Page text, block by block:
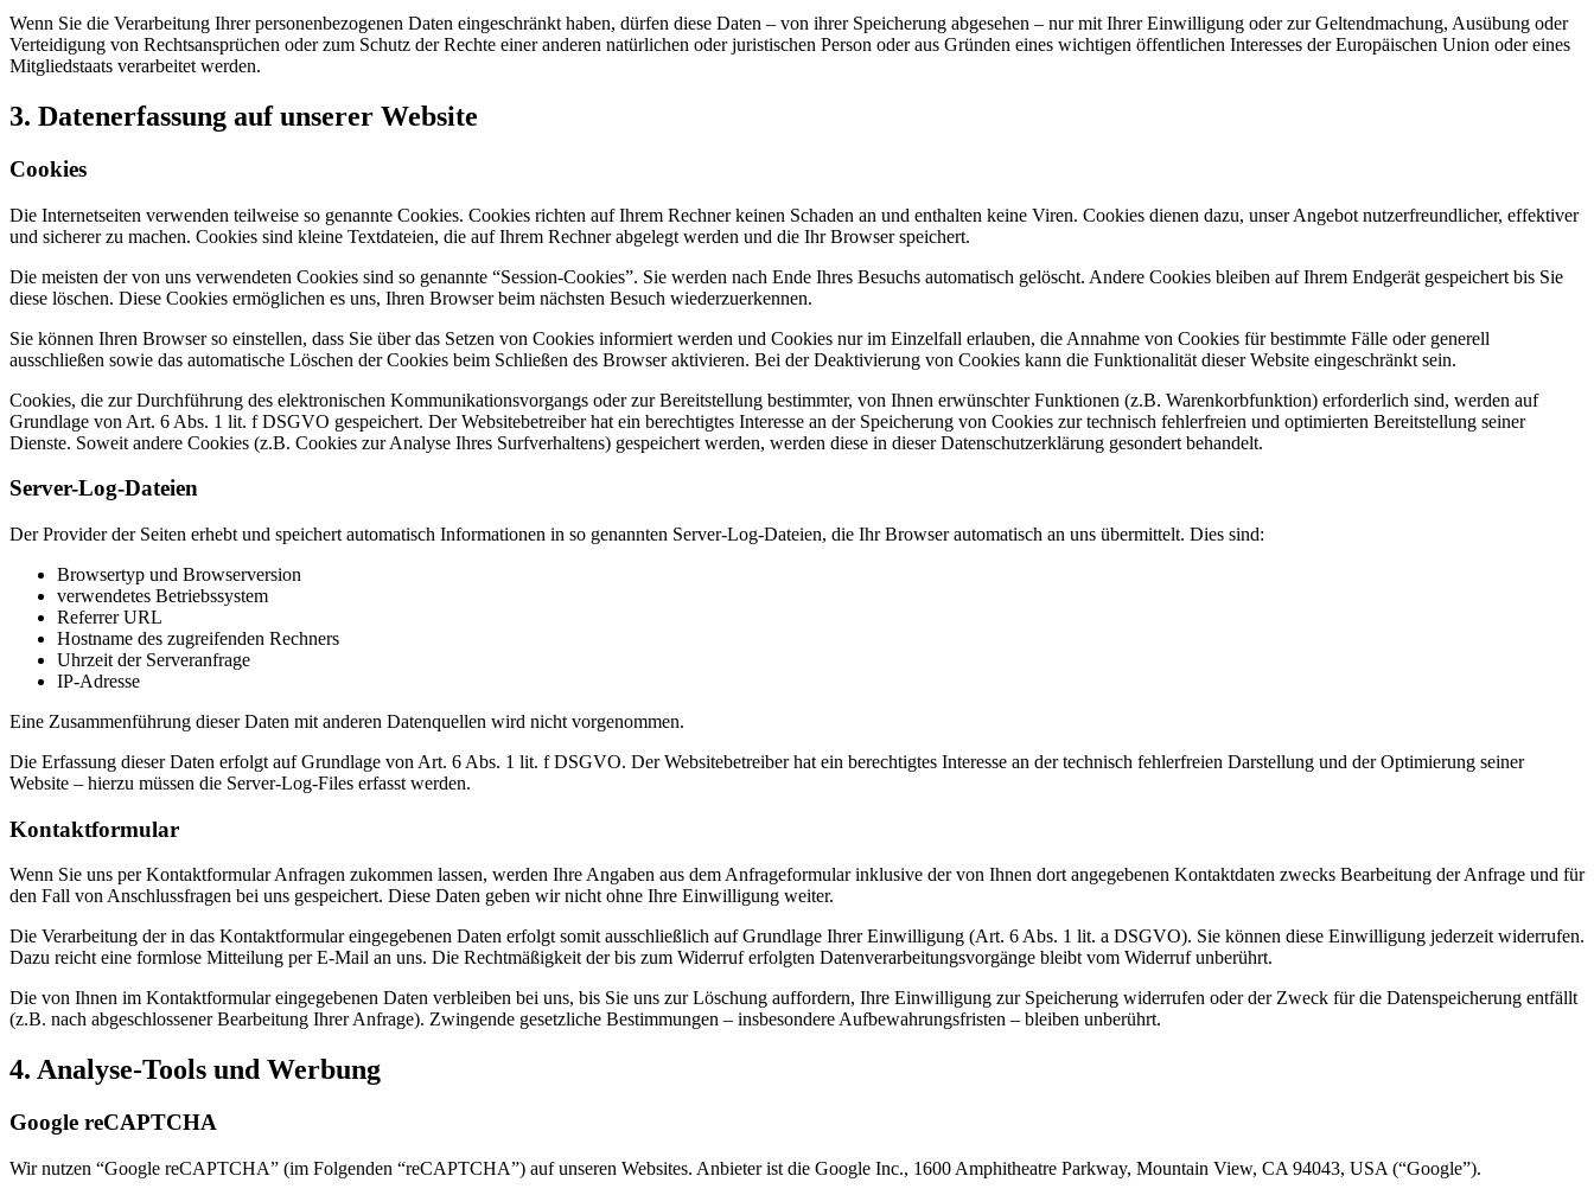
Wenn Sie die Verarbeitung Ihrer personenbezogenen Daten eingeschränkt haben, dürfen diese Daten – von ihrer Speicherung abgesehen – nur mit Ihrer Einwilligung oder zur Geltendmachung, Ausübung oder
Verteidigung von Rechtsansprüchen oder zum Schutz der Rechte einer anderen natürlichen oder juristischen Person oder aus Gründen eines wichtigen öffentlichen Interesses der Europäischen Union oder eines
Mitgliedstaats verarbeitet werden.
3. Datenerfassung auf unserer Website
Cookies
Die Internetseiten verwenden teilweise so genannte Cookies. Cookies richten auf Ihrem Rechner keinen Schaden an und enthalten keine Viren. Cookies dienen dazu, unser Angebot nutzerfreundlicher, effektiver
und sicherer zu machen. Cookies sind kleine Textdateien, die auf Ihrem Rechner abgelegt werden und die Ihr Browser speichert.
Die meisten der von uns verwendeten Cookies sind so genannte “Session-Cookies”. Sie werden nach Ende Ihres Besuchs automatisch gelöscht. Andere Cookies bleiben auf Ihrem Endgerät gespeichert bis Sie
diese löschen. Diese Cookies ermöglichen es uns, Ihren Browser beim nächsten Besuch wiederzuerkennen.
Sie können Ihren Browser so einstellen, dass Sie über das Setzen von Cookies informiert werden und Cookies nur im Einzelfall erlauben, die Annahme von Cookies für bestimmte Fälle oder generell
ausschließen sowie das automatische Löschen der Cookies beim Schließen des Browser aktivieren. Bei der Deaktivierung von Cookies kann die Funktionalität dieser Website eingeschränkt sein.
Cookies, die zur Durchführung des elektronischen Kommunikationsvorgangs oder zur Bereitstellung bestimmter, von Ihnen erwünschter Funktionen (z.B. Warenkorbfunktion) erforderlich sind, werden auf
Grundlage von Art. 6 Abs. 1 lit. f DSGVO gespeichert. Der Websitebetreiber hat ein berechtigtes Interesse an der Speicherung von Cookies zur technisch fehlerfreien und optimierten Bereitstellung seiner
Dienste. Soweit andere Cookies (z.B. Cookies zur Analyse Ihres Surfverhaltens) gespeichert werden, werden diese in dieser Datenschutzerklärung gesondert behandelt.
Server-Log-Dateien
Der Provider der Seiten erhebt und speichert automatisch Informationen in so genannten Server-Log-Dateien, die Ihr Browser automatisch an uns übermittelt. Dies sind:
Browsertyp und Browserversion
verwendetes Betriebssystem
Referrer URL
Hostname des zugreifenden Rechners
Uhrzeit der Serveranfrage
IP-Adresse
Eine Zusammenführung dieser Daten mit anderen Datenquellen wird nicht vorgenommen.
Die Erfassung dieser Daten erfolgt auf Grundlage von Art. 6 Abs. 1 lit. f DSGVO. Der Websitebetreiber hat ein berechtigtes Interesse an der technisch fehlerfreien Darstellung und der Optimierung seiner
Website – hierzu müssen die Server-Log-Files erfasst werden.
Kontaktformular
Wenn Sie uns per Kontaktformular Anfragen zukommen lassen, werden Ihre Angaben aus dem Anfrageformular inklusive der von Ihnen dort angegebenen Kontaktdaten zwecks Bearbeitung der Anfrage und für
den Fall von Anschlussfragen bei uns gespeichert. Diese Daten geben wir nicht ohne Ihre Einwilligung weiter.
Die Verarbeitung der in das Kontaktformular eingegebenen Daten erfolgt somit ausschließlich auf Grundlage Ihrer Einwilligung (Art. 6 Abs. 1 lit. a DSGVO). Sie können diese Einwilligung jederzeit widerrufen.
Dazu reicht eine formlose Mitteilung per E-Mail an uns. Die Rechtmäßigkeit der bis zum Widerruf erfolgten Datenverarbeitungsvorgänge bleibt vom Widerruf unberührt.
Die von Ihnen im Kontaktformular eingegebenen Daten verbleiben bei uns, bis Sie uns zur Löschung auffordern, Ihre Einwilligung zur Speicherung widerrufen oder der Zweck für die Datenspeicherung entfällt
(z.B. nach abgeschlossener Bearbeitung Ihrer Anfrage). Zwingende gesetzliche Bestimmungen – insbesondere Aufbewahrungsfristen – bleiben unberührt.
4. Analyse-Tools und Werbung
Google reCAPTCHA
Wir nutzen “Google reCAPTCHA” (im Folgenden “reCAPTCHA”) auf unseren Websites. Anbieter ist die Google Inc., 1600 Amphitheatre Parkway, Mountain View, CA 94043, USA (“Google”).